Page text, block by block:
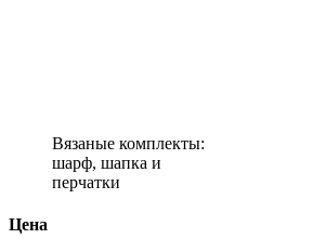
Вязаные комплекты:
шарф, шапка и
перчатки
Цена